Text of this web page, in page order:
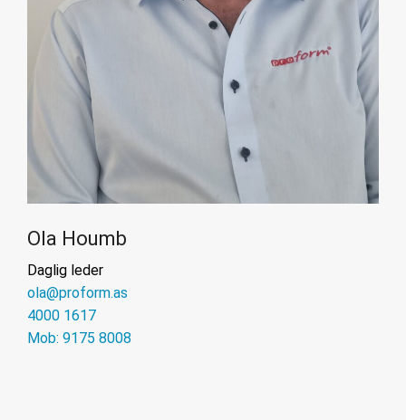
Ola Houmb
Daglig leder
ola@proform.as
4000 1617
Mob: 9175 8008